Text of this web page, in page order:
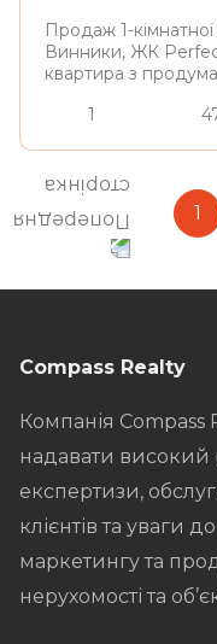
Продаж 1-
Винники, ЖК
квартира з
1
1
Compass Realty
Компанія Compass
надавати високий
експертизи,
клієнтів та уваги
маркетингу та
нерухомості та